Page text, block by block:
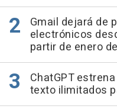
Gmail dejará de
electrónicos
partir de enero
ChatGPT
texto ilimitados